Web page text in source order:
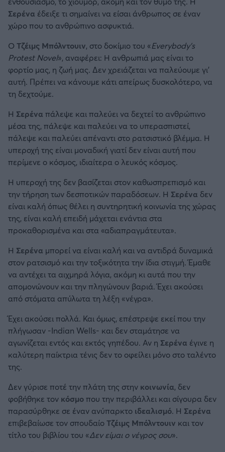
Σερένα έδειξε τι σημαίνει να είσαι άνθρωπος σε έναν
χώρο που το ανθρώπινο ασφυκτιά.
Ο Τζέιμς Μπόλντουιν, στο δοκίμιο του «Everybody’s
Protest Novel», αναφέρει: Η ανθρωπιά μας είναι το
φορτίο μας, η ζωή μας. Δεν χρειάζεται να παλεύουμε γι’
αυτή. Πρέπει να κάνουμε κάτι απείρως δυσκολότερο, να
τη δεχτούμε.
Η Σερένα πάλεψε και παλεύει να δεχτεί το ανθρώπινο
μέσα της, πάλεψε και παλεύει να το υπερασπιστεί,
πάλεψε και παλεύει απέναντι στο ρατσιστικό βλέμμα. Η
υπεροχή της είναι μοναδική γιατί δεν είναι αυτή που
περίμενε ο κόσμος, ιδιαίτερα ο λευκός κόσμος.
Η υπεροχή της δεν βασίζεται στον καθωσπρεπισμό και
την τήρηση των δεσποτικών παραδόσεων. Η Σερένα δεν
είναι καλή όπως θέλει η συντηρητική κοινωνία της χώρας
της, είναι καλή επειδή μάχεται ενάντια στα
προκαθορισμένα και στα «αδιαπραγμάτευτα».
Η Σερένα μπορεί να είναι καλή και να αντιδρά δυναμικά
στον ρατσισμό και την τοξικότητα την ίδια στιγμή. Έμαθε
να αντέχει τα αιχμηρά λόγια, ακόμη κι αυτά που την
απομονώνουν και την πληγώνουν βαριά. Έχει ακούσει
από στόματα απύλωτα τη λέξη «νέγρα».
Έχει ακούσει πολλά. Και όμως, επέστρεψε εκεί που την
πλήγωσαν -Indian Wells- και δεν σταμάτησε να
αγωνίζεται εντός και εκτός γηπέδου. Αν η Σερένα έγινε η
καλύτερη παίκτρια τένις δεν το οφείλει μόνο στο ταλέντο
της.
Δεν γύρισε ποτέ την πλάτη της στην κοινωνία, δεν
φοβήθηκε τον κόσμοπου την περιβάλλει και σίγουρα δεν
παρασύρθηκε σε έναν ανύπαρκτο ιδεαλισμό. Η Σερένα
επιβεβαίωσε τον σπουδαίοΤζέιμς Μπόλντουιν και τον
τίτλο του βιβλίου του «Δεν είμαι ο νέγρος σου».